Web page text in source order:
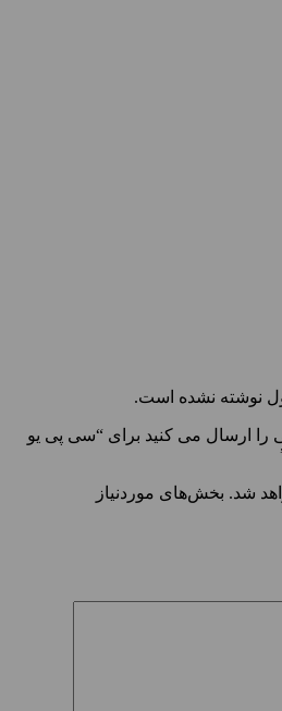
نوشته نشده است.
را ارسال می کنید برای “سی پی یو
شد. بخش‌های موردنیاز